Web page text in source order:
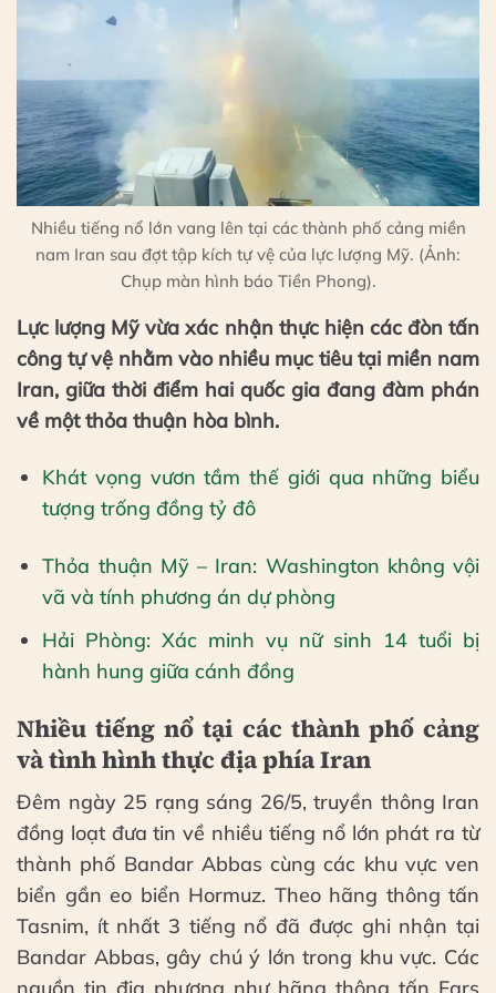
Nhiều tiếng nổ lớn vang lên tại các thành phố cảng miền
nam Iran sau đợt tập kích tự vệ của lực lượng Mỹ. (Ảnh:
Chụp màn hình báo Tiền Phong).
Lực lượng Mỹ vừa xác nhận thực hiện các đòn tấn
công tự vệ nhằm vào nhiều mục tiêu tại miền nam
Iran, giữa thời điểm hai quốc gia đang đàm phán
về một thỏa thuận hòa bình.
Khát vọng vươn tầm thế giới qua những biểu
tượng trống đồng tỷ đô
Thỏa thuận Mỹ – Iran: Washington không vội
vã và tính phương án dự phòng
Hải Phòng: Xác minh vụ nữ sinh 14 tuổi bị
hành hung giữa cánh đồng
Nhiều tiếng nổ tại các thành phố cảng
và tình hình thực địa phía Iran
Đêm ngày 25 rạng sáng 26/5, truyền thông Iran
đồng loạt đưa tin về nhiều tiếng nổ lớn phát ra từ
thành phố Bandar Abbas cùng các khu vực ven
biển gần eo biển Hormuz. Theo hãng thông tấn
Tasnim, ít nhất 3 tiếng nổ đã được ghi nhận tại
Bandar Abbas, gây chú ý lớn trong khu vực. Các
nguồn tin địa phương như hãng thông tấn Fars